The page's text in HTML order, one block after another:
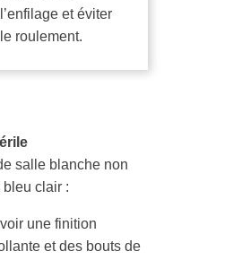
l’enfilage et éviter
le roulement.
salle blanche non
clair :
une finition
et des bouts de